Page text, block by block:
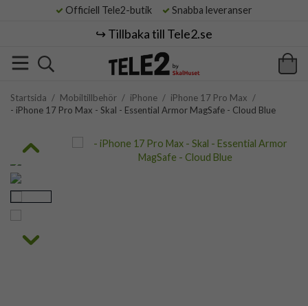
Officiell Tele2-butik Snabba leveranser
↪️ Tillbaka till Tele2.se
Startsida / Mobiltillbehör / iPhone / iPhone 17 Pro Max /
- iPhone 17 Pro Max - Skal - Essential Armor MagSafe - Cloud Blue